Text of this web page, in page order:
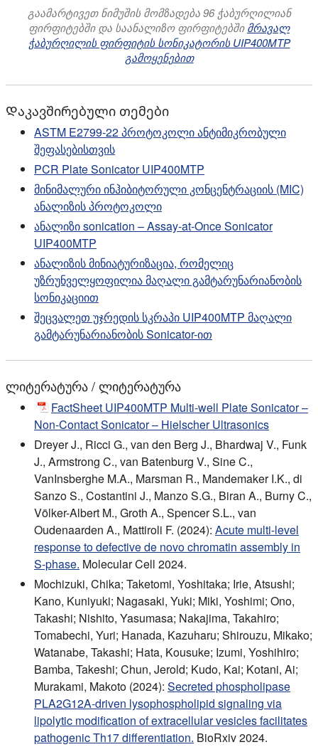
გაამარტივეთ ნიმუშის მომზადება 96 ჭაბურღილიან
ფირფიტებში და საანალიზო ფირფიტებშიმრავალ
ჭაბურღილის ფირფიტის სონიკატორის UIP400MTP
გამოყენებით
Დაკავშირებული თემები
ASTM E2799-22 პროტოკოლი ანტიმიკრობული
შეფასებისთვის
PCR Plate Sonicator UIP400MTP
მინიმალური ინჰიბიტორული კონცენტრაციის (MIC)
ანალიზის პროტოკოლი
ანალიზი sonication – Assay-at-Once Sonicator
UIP400MTP
ანალიზის მინიატურიზაცია, რომელიც
უზრუნველყოფილია მაღალი გამტარუნარიანობის
სონიკაციით
შეცვალეთ უჯრედის სკრაპი UIP400MTP მაღალი
გამტარუნარიანობის Sonicator-ით
ლიტერატურა / ლიტერატურა
FactSheet UIP400MTP Multi-well Plate Sonicator –
Non-Contact Sonicator – Hielscher Ultrasonics
Dreyer J., Ricci G., van den Berg J., Bhardwaj V., Funk
J., Armstrong C., van Batenburg V., Sine C.,
VanInsberghe M.A., Marsman R., Mandemaker I.K., di
Sanzo S., Costantini J., Manzo S.G., Biran A., Burny C.,
Völker-Albert M., Groth A., Spencer S.L., van
Oudenaarden A., Mattiroli F. (2024): Acute multi-level
response to defective de novo chromatin assembly in
S-phase. Molecular Cell 2024.
Mochizuki, Chika; Taketomi, Yoshitaka; Irie, Atsushi;
Kano, Kuniyuki; Nagasaki, Yuki; Miki, Yoshimi; Ono,
Takashi; Nishito, Yasumasa; Nakajima, Takahiro;
Tomabechi, Yuri; Hanada, Kazuharu; Shirouzu, Mikako;
Watanabe, Takashi; Hata, Kousuke; Izumi, Yoshihiro;
Bamba, Takeshi; Chun, Jerold; Kudo, Kai; Kotani, Ai;
Murakami, Makoto (2024): Secreted phospholipase
PLA2G12A-driven lysophospholipid signaling via
lipolytic modification of extracellular vesicles facilitates
pathogenic Th17 differentiation. BioRxiv 2024.